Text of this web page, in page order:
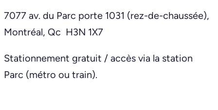
7077 av. du Parc porte 1031 (rez-de-chaussée),
Montréal, Qc H3N 1X7
Stationnement gratuit / accès via la station
Parc (métro ou train).